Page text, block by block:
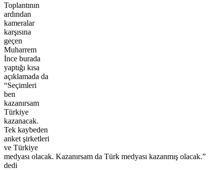
Toplantının
ardından
kameralar
karşısına
geçen
Muharrem
İnce burada
yaptığı kısa
açıklamada da
“Seçimleri
ben
kazanırsam
Türkiye
kazanacak.
Tek kaybeden
anket şirketleri
ve Türkiye
medyası olacak. Kazanırsam da Türk medyası kazanmış olacak.”
dedi